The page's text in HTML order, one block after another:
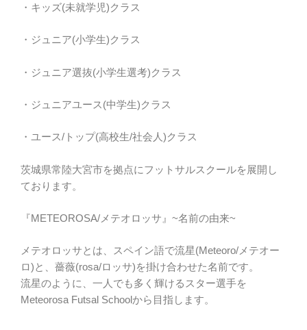
・キッズ(未就学児)クラス
・ジュニア(小学生)クラス
・ジュニア選抜(小学生選考)クラス
・ジュニアユース(中学生)クラス
・ユース/トップ(高校生/社会人)クラス
茨城県常陸大宮市を拠点にフットサルスクールを展開し
ております。
『METEOROSA/メテオロッサ』~名前の由来~
メテオロッサとは、スペイン語で流星(Meteoro/メテオー
ロ)と、薔薇(rosa/ロッサ)を掛け合わせた名前です。
流星のように、一人でも多く輝けるスター選手を
Meteorosa Futsal Schoolから目指します。